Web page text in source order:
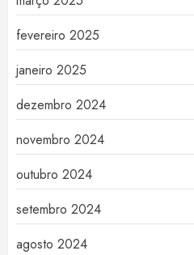
fevereiro 2025
janeiro 2025
dezembro 2024
novembro 2024
outubro 2024
setembro 2024
agosto 2024